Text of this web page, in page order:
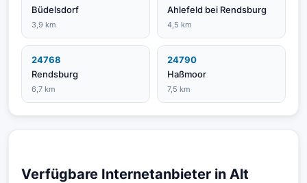
Büdelsdorf
3,9 km
Ahlefeld bei Rendsburg
4,5 km
24768
Rendsburg
6,7 km
24790
Haßmoor
7,5 km
Verfügbare Internetanbieter in Alt